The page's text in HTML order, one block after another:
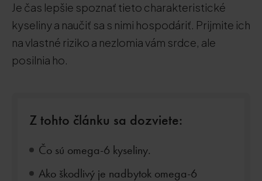
Je čas lepšie spoznať tieto charakteristické
kyseliny a naučiť sa s nimi hospodáriť. Prijmite ich
na vlastné riziko a nezlomia vám srdce, ale
posilnia ho.
Z tohto článku sa dozviete:
Čo sú omega-6 kyseliny.
Ako škodlivý je nadbytok omega-6